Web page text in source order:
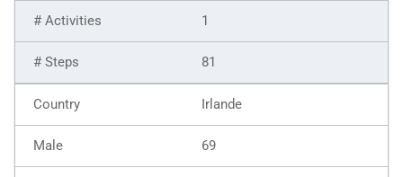
1
81
Irlande
69